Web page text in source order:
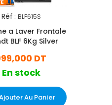
Réf : BLF615S
a Laver Frontale
BLF 6Kg Silver
DT
En stock
Au Panier